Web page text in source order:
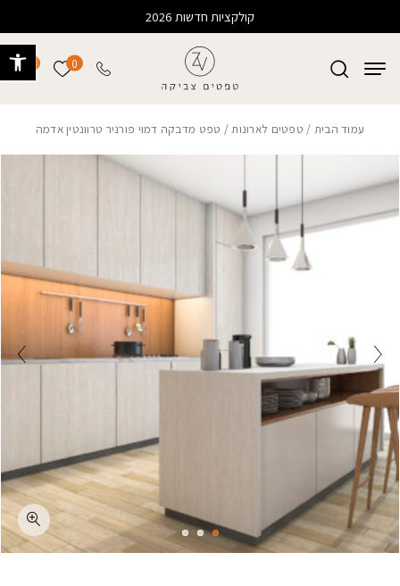
קולקציות חדשות 2026
0 הרשימה
עמוד הבית / טפטים לארונות/ טפט מדבקה דמוי פורניר טרוונטין אדמה